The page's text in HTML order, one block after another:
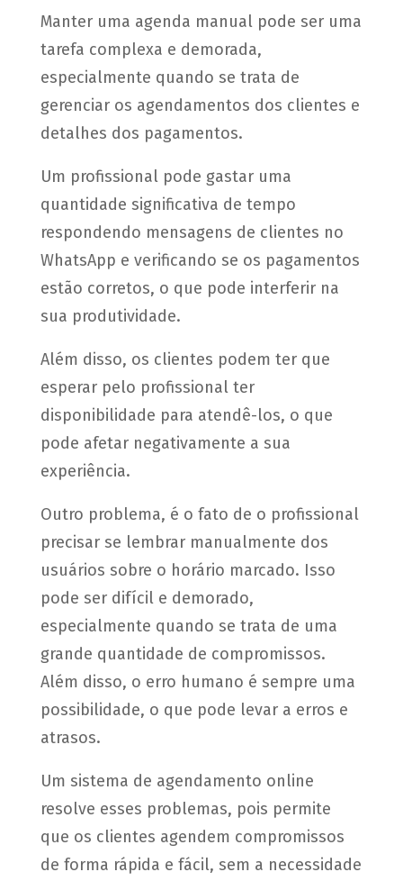
Manter uma agenda manual pode ser uma
tarefa complexa e demorada,
especialmente quando se trata de
gerenciar os agendamentos dos clientes e
detalhes dos pagamentos.
Um profissional pode gastar uma
quantidade significativa de tempo
respondendo mensagens de clientes no
WhatsApp e verificando se os pagamentos
estão corretos, o que pode interferir na
sua produtividade.
Além disso, os clientes podem ter que
esperar pelo profissional ter
disponibilidade para atendê-los, o que
pode afetar negativamente a sua
experiência.
Outro problema, é o fato de o profissional
precisar se lembrar manualmente dos
usuários sobre o horário marcado. Isso
pode ser difícil e demorado,
especialmente quando se trata de uma
grande quantidade de compromissos.
Além disso, o erro humano é sempre uma
possibilidade, o que pode levar a erros e
atrasos.
Um sistema de agendamento online
resolve esses problemas, pois permite
que os clientes agendem compromissos
de forma rápida e fácil, sem a necessidade